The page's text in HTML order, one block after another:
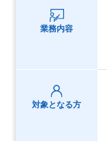
業務内容
対象となる方